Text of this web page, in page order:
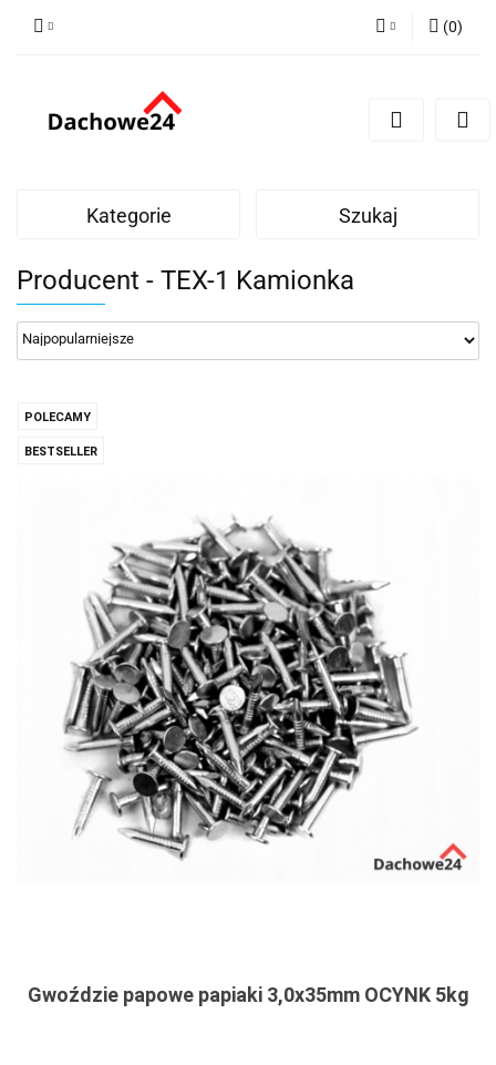
Zarejestruj się
(0)
Kategorie Szukaj
Producent - TEX-1 Kamionka
POLECAMY
BESTSELLER
Gwoździe papowe papiaki 3,0x35mm OCYNK 5kg